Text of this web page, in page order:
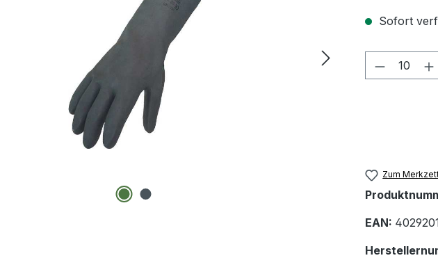
Sofort
Zum
EAN: